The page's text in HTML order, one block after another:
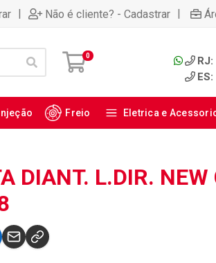
| Não é cliente? - Cadastrar |
0
Injeção Freio Eletrica e
DIANT. L.DIR. NEW